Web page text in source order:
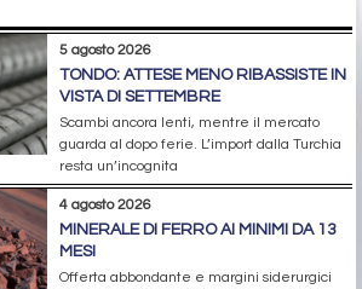
5 agosto 2026
TONDO: ATTESE MENO RIBASSISTE IN
VISTA DI SETTEMBRE
Scambi ancora lenti, mentre il mercato
guarda al dopo ferie. L’import dalla Turchia
resta un’incognita
4 agosto 2026
MINERALE DI FERRO AI MINIMI DA 13
MESI
Offerta abbondante e margini siderurgici